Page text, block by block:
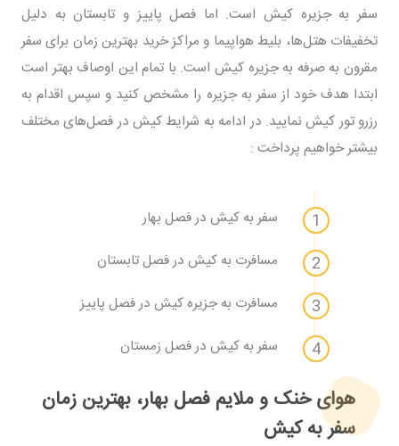
سفر به جزیره کیش است. اما فصل پاییز و تابستان به دلیل
تخفیفات هتل‌ها، بلیط هواپیما و مراکز خرید بهترین زمان برای سفر
مقرون به صرفه به جزیره کیش است. با تمام این اوصاف بهتر است
ابتدا هدف خود از سفر به جزیره را مشخص کنید و سپس اقدام به
رزرو تور کیش نمایید. در ادامه به شرایط کیش در فصل‌های مختلف
بیشتر خواهیم پرداخت :
سفر به کیش در فصل بهار
مسافرت به کیش در فصل تابستان
مسافرت به جزیره کیش در فصل پاییز
سفر به کیش در فصل زمستان
هوای خنک و ملایم فصل بهار، بهترین زمان
سفر به کیش